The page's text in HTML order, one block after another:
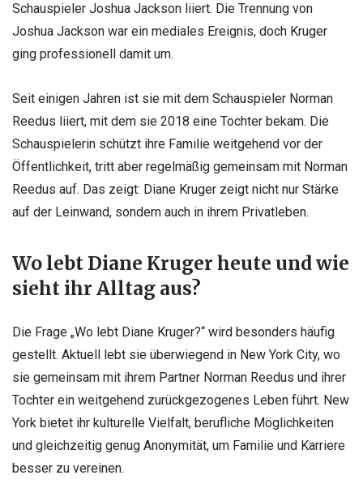
Schauspieler Joshua Jackson liiert. Die Trennung von
Joshua Jackson war ein mediales Ereignis, doch Kruger
ging professionell damit um.
Seit einigen Jahren ist sie mit dem Schauspieler Norman
Reedus liiert, mit dem sie 2018 eine Tochter bekam. Die
Schauspielerin schützt ihre Familie weitgehend vor der
Öffentlichkeit, tritt aber regelmäßig gemeinsam mit Norman
Reedus auf. Das zeigt: Diane Kruger zeigt nicht nur Stärke
auf der Leinwand, sondern auch in ihrem Privatleben.
Wo lebt Diane Kruger heute und wie
sieht ihr Alltag aus?
Die Frage „Wo lebt Diane Kruger?“ wird besonders häufig
gestellt. Aktuell lebt sie überwiegend in New York City, wo
sie gemeinsam mit ihrem Partner Norman Reedus und ihrer
Tochter ein weitgehend zurückgezogenes Leben führt. New
York bietet ihr kulturelle Vielfalt, berufliche Möglichkeiten
und gleichzeitig genug Anonymität, um Familie und Karriere
besser zu vereinen.